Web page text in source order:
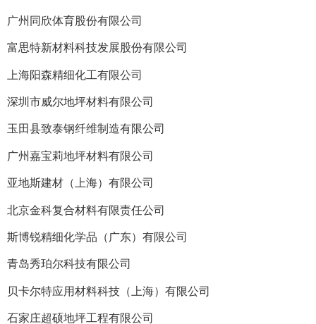
广州同欣体育股份有限公司
富思特新材料科技发展股份有限公司
上海阳森精细化工有限公司
深圳市威尔地坪材料有限公司
玉田县致泰钢纤维制造有限公司
广州嘉宝莉地坪材料有限公司
亚地斯建材（上海）有限公司
北京金科复合材料有限责任公司
斯博锐精细化学品（广东）有限公司
青岛秀珀尔科技有限公司
贝卡尔特应用材料科技（上海）有限公司
石家庄超硕地坪工程有限公司